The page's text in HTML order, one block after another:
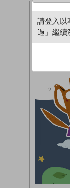
請登入以
過」繼續